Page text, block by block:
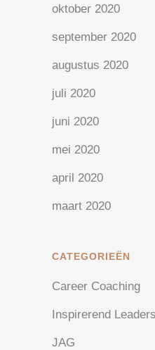
oktober 2020
september 2020
augustus 2020
juli 2020
juni 2020
mei 2020
april 2020
maart 2020
CATEGORIEËN
Career Coaching
Inspirerend
JAG